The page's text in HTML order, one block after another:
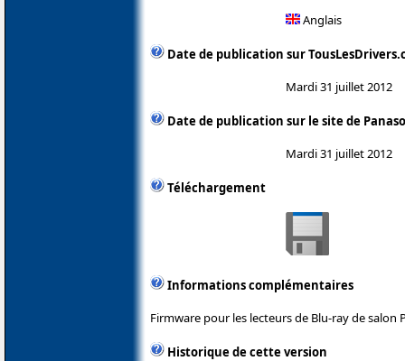
Anglais
Date de publication sur
Mardi 31 juillet 2012
Date de publication sur le site de
Mardi 31 juillet 2012
Téléchargement
Informations complémentaires
Firmware pour les lecteurs de Blu-ray de salon
Historique de cette version